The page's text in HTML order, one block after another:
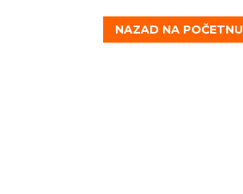
NAZAD NA POČETNU